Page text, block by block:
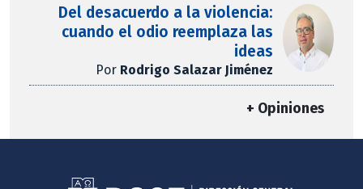
Del desacuerdo a la violencia:
cuando el odio reemplaza las
ideas
Por Rodrigo Salazar Jiménez
+ Opiniones